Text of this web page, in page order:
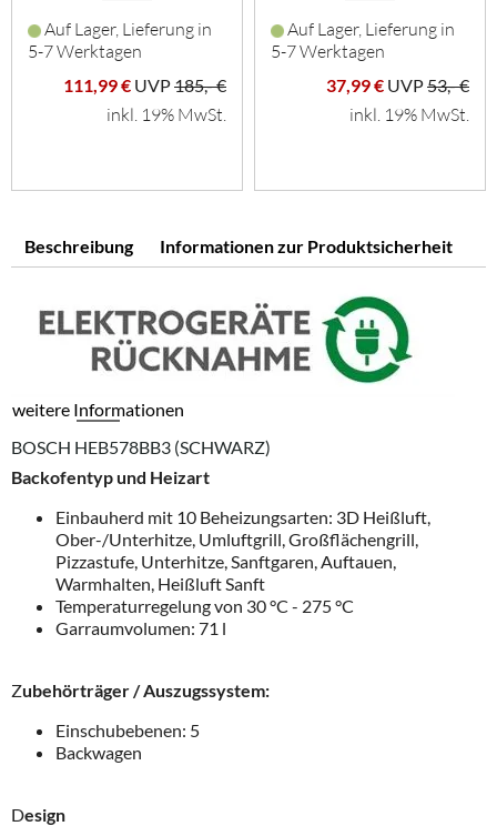
Auf Lager, Lieferung in
5-7 Werktagen
111,99 € UVP185,- €
inkl. 19% MwSt.
Auf Lager, Lieferung in
5-7 Werktagen
37,99 € UVP53,- €
inkl. 19% MwSt.
Beschreibung Informationen zur Produktsicherheit
weitere Informationen
BOSCH HEB578BB3 (SCHWARZ)
Backofentyp und Heizart
Einbauherd mit 10 Beheizungsarten: 3D Heißluft,
Ober-/Unterhitze, Umluftgrill, Großflächengrill,
Pizzastufe, Unterhitze, Sanftgaren, Auftauen,
Warmhalten, Heißluft Sanft
Temperaturregelung von 30 °C - 275 °C
Garraumvolumen: 71 l
Zubehörträger / Auszugssystem:
Einschubebenen: 5
Backwagen
Design